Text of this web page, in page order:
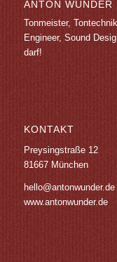
ANTON WUNDER
Tonmeister,
Engineer, Sound
darf!
KONTAKT
Preysingstraße 12
81667 München
hello@antonwunder.de
www.antonwunder.de